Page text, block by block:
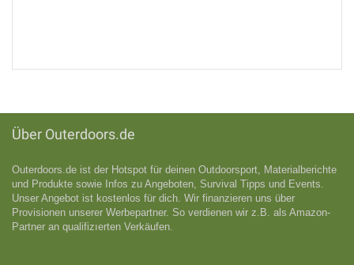
Über Outerdoors.de
Outerdoors.de ist der Hotspot für deinen Outdoorsport, Materialberichte
und Produkte sowie Infos zu Angeboten, Survival Tipps und Events.
Unser Angebot ist kostenlos für dich. Wir finanzieren uns über
Provisionen unserer Werbepartner. So verdienen wir z.B. als Amazon-
Partner an qualifizıerten Verkäufen.